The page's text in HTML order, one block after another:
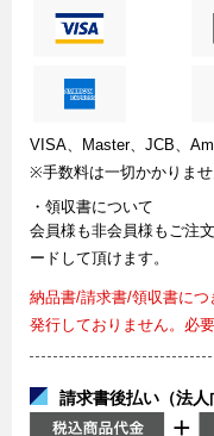
VISA、Master、JCB、
※手数料は一切かかりま
・領収書について
会員様も非会員様もご注
ードして頂けます。
納品書/請求書/領収書に
発行しておりません。必
請求書後払い（法人